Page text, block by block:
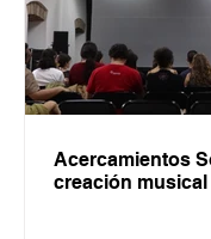
Acercamientos
creación